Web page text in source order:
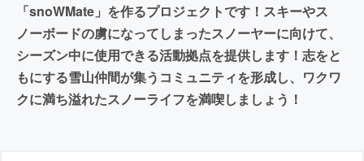
「snoWMate」を作るプロジェクトです！スキーやス
ノーボードの虜になってしまったスノーヤーに向けて、
シーズン中に使用できる活動拠点を提供します！志をと
もにする雪山仲間が集うコミュニティを形成し、ワクワ
クに満ち溢れたスノーライフを満喫しましょう！